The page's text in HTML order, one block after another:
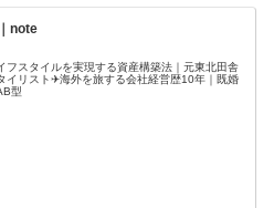
note
フスタイルを実現する資産構築法｜元東北田舎
イリスト✈海外を旅する会社経営歴10年｜既婚
型